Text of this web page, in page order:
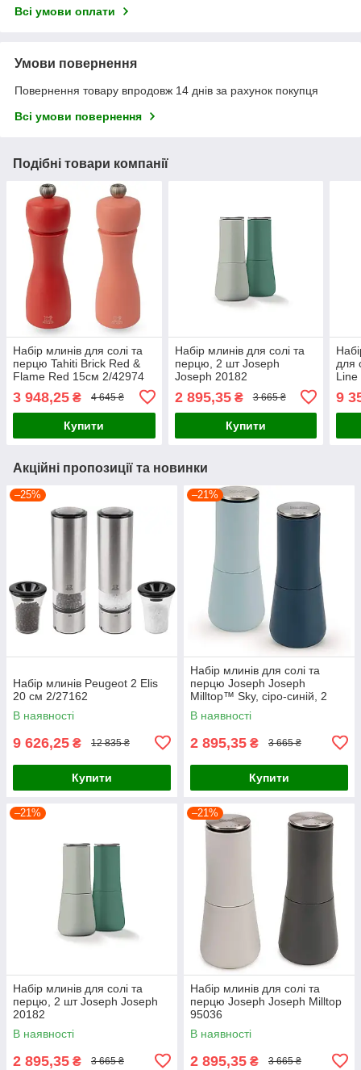
Всі умови оплати
Умови повернення
Повернення товару впродовж 14 днів за рахунок покупця
Всі умови повернення
Подібні товари компанії
Набір млинів для солі та
перцю Tahiti Brick Red &
Flame Red 15см 2/42974
3 948,25 ₴ 4 645 ₴
Купити
Набір млинів для солі та
перцю, 2 шт Joseph
Joseph 20182
2 895,35₴ 3 665 ₴
Купити
для
Line
9
Акційні пропозиції та новинки
–25%
Набір млинів Peugeot 2 Elis
20 см 2/27162
В наявності
9 626,25 ₴ 12 835 ₴
Купити
–21%
Набір млинів для солі та
перцю Joseph Joseph
Milltop™ Sky, сіро-синій, 2
штуки (20157)
В наявності
2 895,35 ₴ 3 665 ₴
Купити
–21%
Набір млинів для солі та
перцю, 2 шт Joseph Joseph
20182
В наявності
2 895,35 ₴ 3 665 ₴
–21%
Набір млинів для солі та
перцю Joseph Joseph Milltop
95036
В наявності
2 895,35 ₴ 3 665 ₴